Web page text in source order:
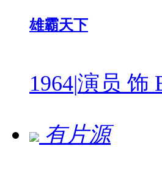
雄霸天下
1964|演员 饰
有片源